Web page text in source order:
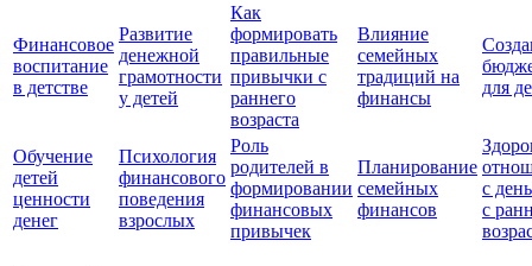
Финансовое
воспитание
в детстве
Развитие
денежной
грамотности
у детей
Как
формировать
правильные
привычки с
раннего
возраста
Влияние
семейных
традиций на
финансы
для
Обучение
детей
ценности
денег
Психология
финансового
поведения
взрослых
Роль
родителей в
формировании
финансовых
привычек
Планирование
семейных
финансов
с
с